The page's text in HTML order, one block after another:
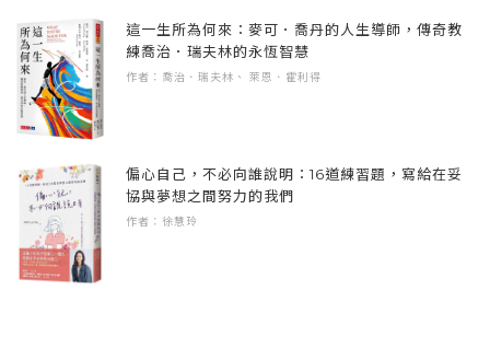
優秀管理人的終極挑戰！
畫，遇到一次又一次的危機或失敗，從中學習
到新的知識，成為下次行動的力量。
只是，誰能保證經過一次又一次的學習，就能
夠賺到錢？我們不爆雷，你們看到最後就知道
了。
我想傳達的理念是——賺錢的樂趣在於發現問
題並解決問題，有錢人不一定會受到他人尊
這一生所為何來：麥可．喬丹的人生導師，傳奇教
練喬治．瑞夫林的永恆智慧
作者：喬治．瑞夫林、 萊恩．霍利得
偏心自己，不必向誰說明：16道練習題，寫給在妥
協與夢想之間努力的我們
作者：徐慧玲